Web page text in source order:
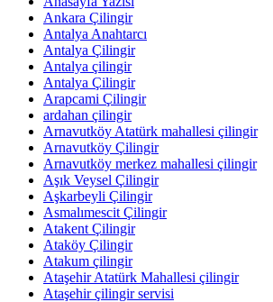
Ankara Çilingir
Antalya Anahtarcı
Antalya Çilingir
Antalya çilingir
Antalya Çilingir
Arapcami Çilingir
ardahan çilingir
Arnavutköy Atatürk mahallesi çilingir
Arnavutköy Çilingir
Arnavutköy merkez mahallesi çilingir
Aşık Veysel Çilingir
Aşkarbeyli Çilingir
Asmalımescit Çilingir
Atakent Çilingir
Ataköy Çilingir
Atakum çilingir
Ataşehir Atatürk Mahallesi çilingir
Ataşehir çilingir servisi